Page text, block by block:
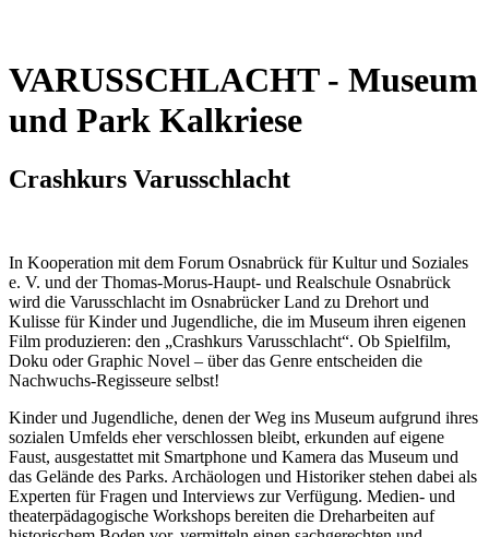
VARUSSCHLACHT - Museum
und Park Kalkriese
Crashkurs Varusschlacht
In Kooperation mit dem Forum Osnabrück für Kultur und Soziales
e. V. und der Thomas-Morus-Haupt- und Realschule Osnabrück
wird die Varusschlacht im Osnabrücker Land zu Drehort und
Kulisse für Kinder und Jugendliche, die im Museum ihren eigenen
Film produzieren: den „Crashkurs Varusschlacht“. Ob Spielfilm,
Doku oder Graphic Novel – über das Genre entscheiden die
Nachwuchs-Regisseure selbst!
Kinder und Jugendliche, denen der Weg ins Museum aufgrund ihres
sozialen Umfelds eher verschlossen bleibt, erkunden auf eigene
Faust, ausgestattet mit Smartphone und Kamera das Museum und
das Gelände des Parks. Archäologen und Historiker stehen dabei als
Experten für Fragen und Interviews zur Verfügung. Medien- und
theaterpädagogische Workshops bereiten die Dreharbeiten auf